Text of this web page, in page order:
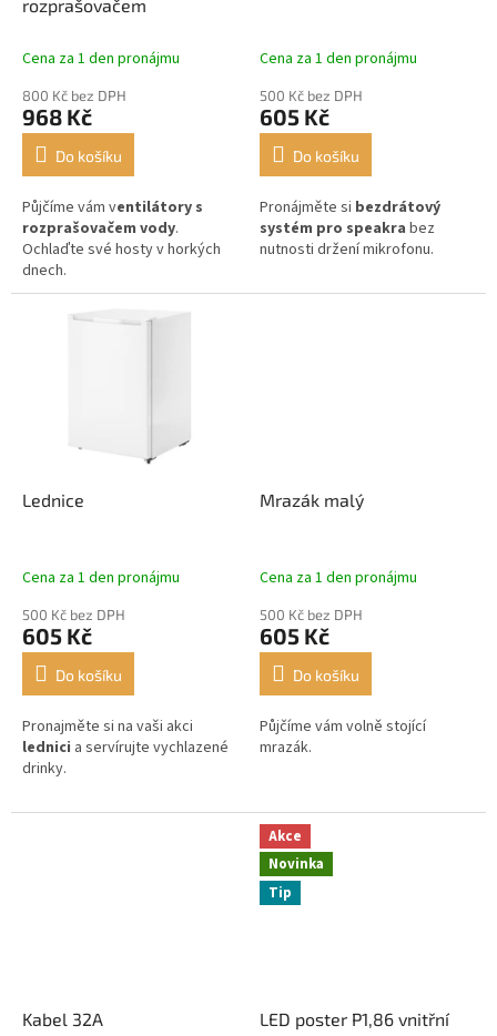
rozprašovačem
Cena za 1 den pronájmu
800 Kč bez DPH
968 Kč
Do košíku
Půjčíme vám ventilátory s
rozprašovačem vody.
Ochlaďte své hosty v horkých
dnech.
Cena za 1 den pronájmu
500 Kč bez DPH
605 Kč
Do košíku
Pronájměte si bezdrátový
systém pro speakra bez
nutnosti držení mikrofonu.
Lednice
Cena za 1 den pronájmu
500 Kč bez DPH
605 Kč
Do košíku
Pronajměte si na vaši akci
lednici a servírujte vychlazené
drinky.
Mrazák malý
Cena za 1 den pronájmu
500 Kč bez DPH
605 Kč
Do košíku
Půjčíme vám volně stojící
mrazák.
Kabel 32A
Akce
Novinka
Tip
LED poster P1,86 vnitřní